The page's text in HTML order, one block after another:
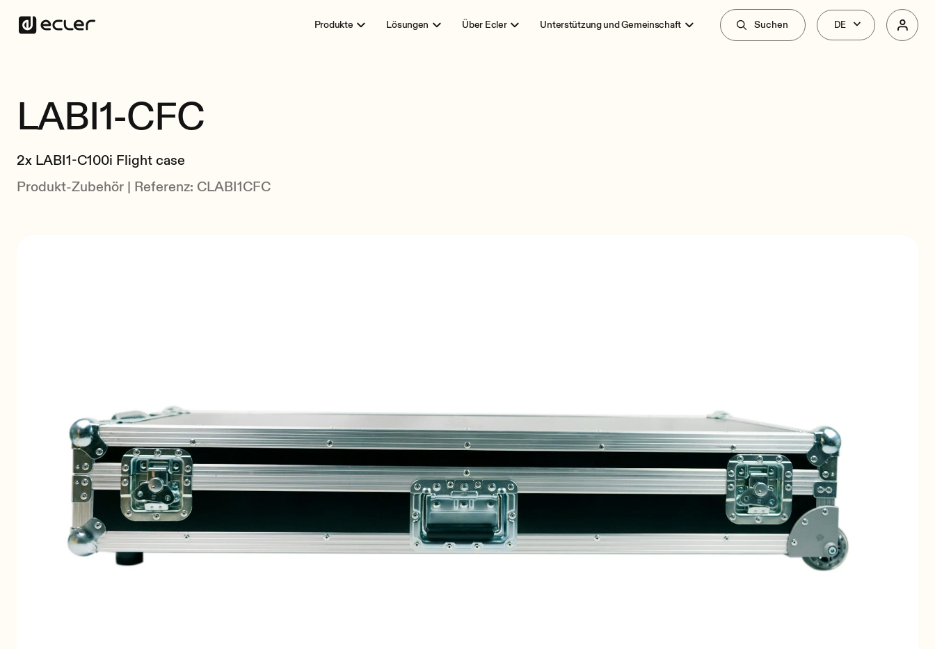
Suchen
Produkte Lösungen Über Ecler Unterstützung und Gemeinschaft
LABI1-CFC
2x LABI1-C100i Flight case
Produkt-Zubehör | Referenz: CLABI1CFC